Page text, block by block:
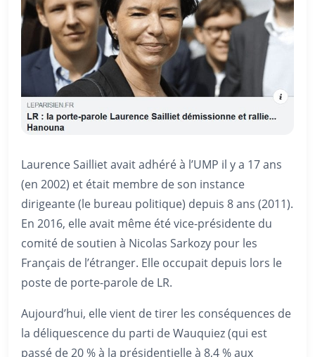
Laurence Sailliet avait adhéré à l’UMP il y a 17 ans
(en 2002) et était membre de son instance
dirigeante (le bureau politique) depuis 8 ans (2011).
En 2016, elle avait même été vice-présidente du
comité de soutien à Nicolas Sarkozy pour les
Français de l’étranger. Elle occupait depuis lors le
poste de porte-parole de LR.
Aujourd’hui, elle vient de tirer les conséquences de
la déliquescence du parti de Wauquiez (qui est
passé de 20 % à la présidentielle à 8,4 % aux